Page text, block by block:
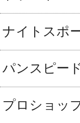
ナイトスポ
パンスピー
プロショッ